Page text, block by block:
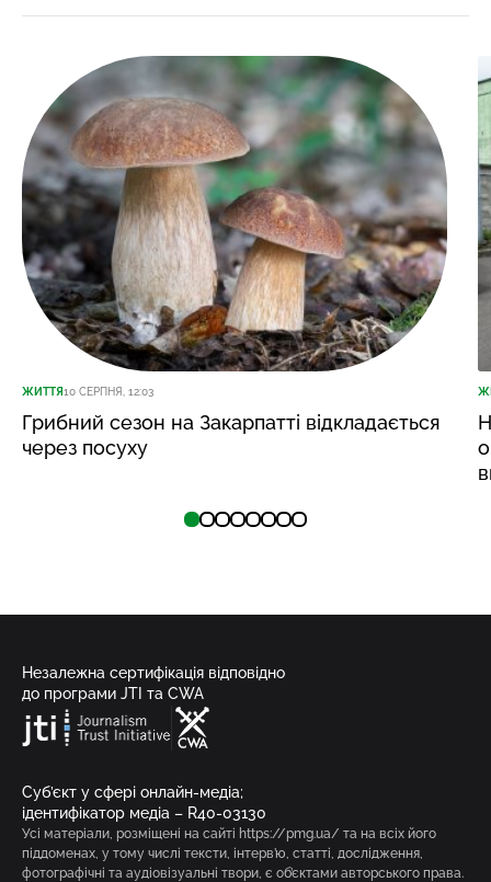
ЖИТТЯ10 СЕРПНЯ, 12:03
Грибний сезон на Закарпатті відкладається
через посуху
Незалежна сертифікація відповідно
до програми JTI та CWA
Суб’єкт у сфері онлайн-медіа;
ідентифікатор медіа – R40-03130
Усі матеріали, розміщені на сайті https://pmg.ua/ та на всіх його
піддоменах, у тому числі тексти, інтерв’ю, статті, дослідження,
фотографічні та аудіовізуальні твори, є об’єктами авторського права.